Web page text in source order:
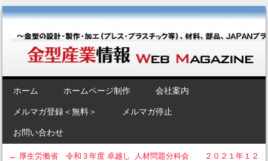
金型産業情報 [Web Magazine]
JAPANブランド“金型”のポータルサイト～
Menu
SKIP TO CONTENT
ホーム ホームページ制作 会社案内
メルマガ登録＜無料＞ メルマガ停止
お問い合わせ
← 厚生労働省 令和３年度 卓越し
人材問題分科会 ２０２１年１２